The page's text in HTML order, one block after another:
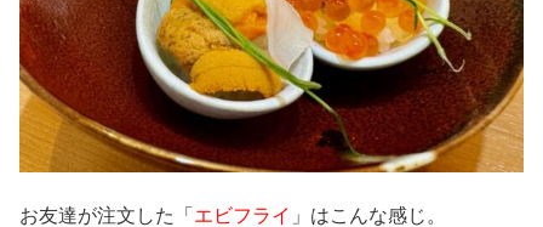
お友達が注文した「 エビフライ 」はこんな感じ。